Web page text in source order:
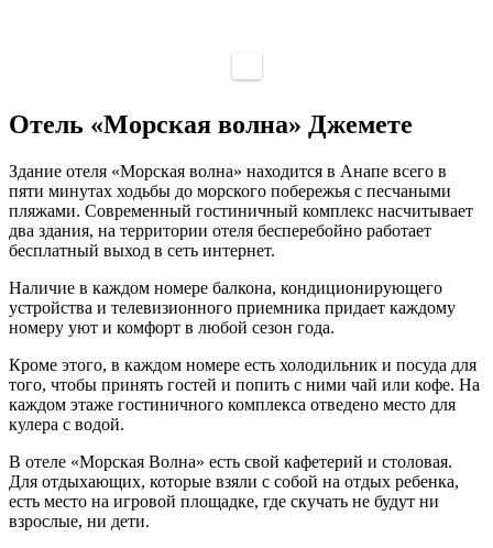
Отель «Морская волна» Джемете
Здание отеля «Морская волна» находится в Анапе всего в
пяти минутах ходьбы до морского побережья с песчаными
пляжами. Современный гостиничный комплекс насчитывает
два здания, на территории отеля бесперебойно работает
бесплатный выход в сеть интернет.
Наличие в каждом номере балкона, кондиционирующего
устройства и телевизионного приемника придает каждому
номеру уют и комфорт в любой сезон года.
Кроме этого, в каждом номере есть холодильник и посуда для
того, чтобы принять гостей и попить с ними чай или кофе. На
каждом этаже гостиничного комплекса отведено место для
кулера с водой.
В отеле «Морская Волна» есть свой кафетерий и столовая.
Для отдыхающих, которые взяли с собой на отдых ребенка,
есть место на игровой площадке, где скучать не будут ни
взрослые, ни дети.